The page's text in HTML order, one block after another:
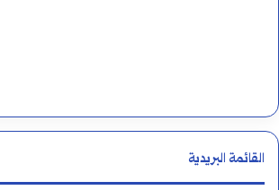
القائمة البريدية